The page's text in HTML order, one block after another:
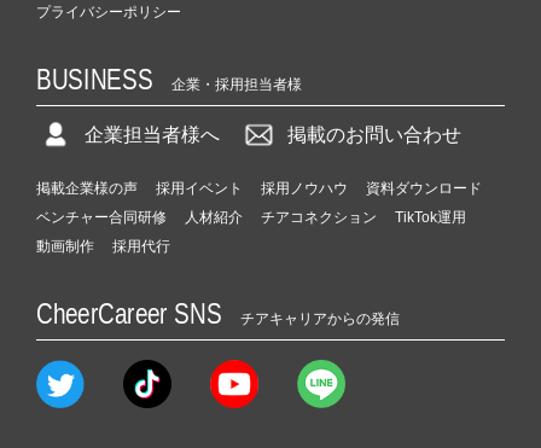
プライバシーポリシー
BUSINESS 企業・採用担当者様
企業担当者様へ 掲載のお問い合わせ
掲載企業様の声 採用イベント 採用ノウハウ
資料ダウンロード
ベンチャー合同研修
人材紹介 チアコネクション
TikTok運用
動画制作
採用代行
CheerCareer SNS チアキャリアからの発信